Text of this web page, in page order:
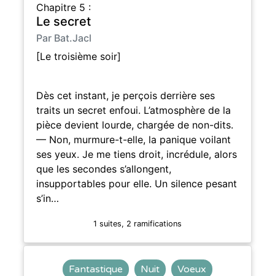
Chapitre 5 :
Le secret
Par Bat.Jacl
[Le troisième soir]
Dès cet instant, je perçois derrière ses
traits un secret enfoui. L’atmosphère de la
pièce devient lourde, chargée de non-dits.
— Non, murmure-t-elle, la panique voilant
ses yeux. Je me tiens droit, incrédule, alors
que les secondes s’allongent,
insupportables pour elle. Un silence pesant
s’in…
1 suites, 2 ramifications
Fantastique Nuit
Voeux